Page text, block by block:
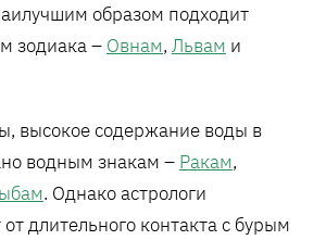
образом подходит
зодиака – Овнам, Львам и
высокое содержание воды в
водным знакам – Ракам,
. Однако астрологи
длительного контакта с бурым